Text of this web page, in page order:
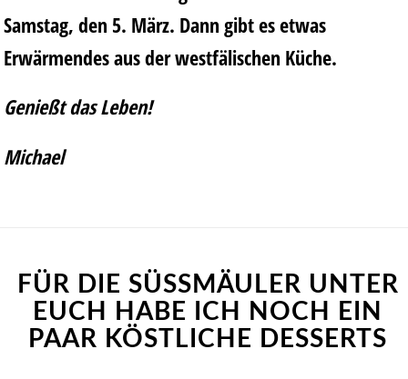
Samstag, den 5. März. Dann gibt es etwas
Erwärmendes aus der westfälischen Küche.
Genießt das Leben!
Michael
FÜR DIE SÜSSMÄULER UNTER E
UCH HABE ICH NOCH EIN P
AAR KÖSTLICHE DESSERTS